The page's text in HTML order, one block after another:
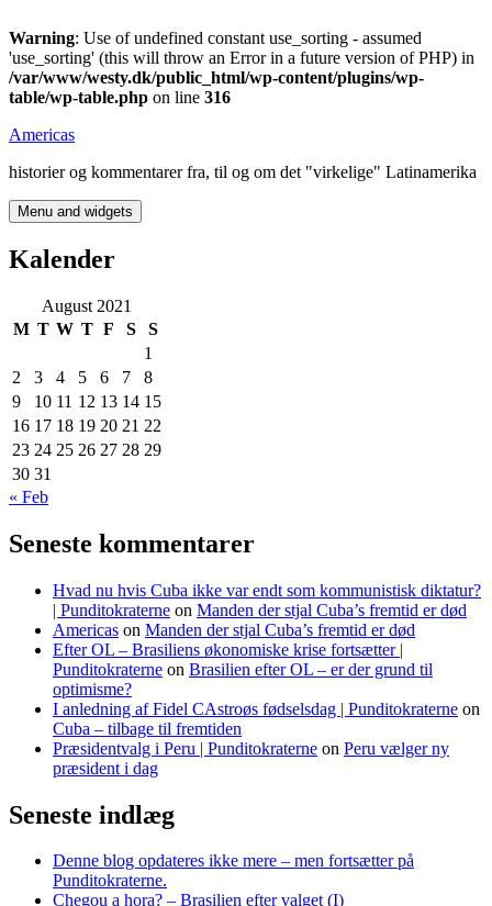
Warning: Use of undefined constant use_sorting - assumed
'use_sorting' (this will throw an Error in a future version of PHP) in
/var/www/westy.dk/public_html/wp-content/plugins/wp-
table/wp-table.php on line 316
Skip
content
Americas
historier og kommentarer fra, til og om det "virkelige" Latinamerika
Menu and widgets
Kalender
August 2021
M T W T F S
S
1
2
3 4 5 6 7
8
9
10 11 12 13 14 15
16 17 18 19 20 21 22
23 24 25 26 27 28 29
30 31
« Feb
Seneste kommentarer
Hvad nu hvis Cuba ikke var endt som kommunistisk diktatur?
| Punditokraterne on Manden der stjal Cuba’s fremtid er død
Americas on Manden der stjal Cuba’s fremtid er død
Efter OL – Brasiliens økonomiske krise fortsætter |
Punditokraterne on Brasilien efter OL – er der grund til
optimisme?
I anledning af Fidel CAstroøs fødselsdag | Punditokraterne on
Cuba – tilbage til fremtiden
Præsidentvalg i Peru | Punditokraterne on Peru vælger ny
præsident i dag
Seneste indlæg
Denne blog opdateres ikke mere – men fortsætter på
Punditokraterne.
Chegou a hora? – Brasilien efter valget (I)